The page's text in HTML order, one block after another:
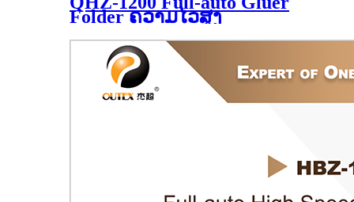
Folder ຄວາມໄວສູງ